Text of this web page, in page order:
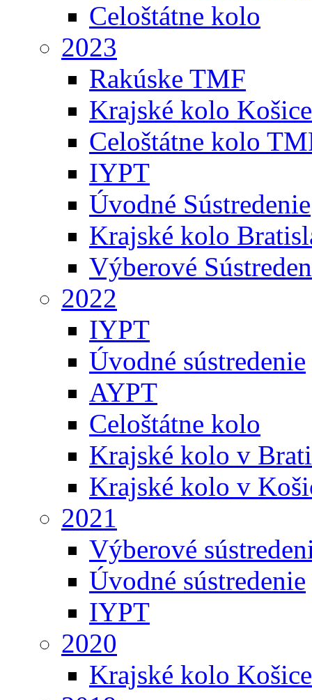
Celoštátne kolo
2023
Rakúske TMF
Krajské kolo Košice
Celoštátne kolo
IYPT
Úvodné Sústredenie
Krajské kolo
Výberové
2022
IYPT
Úvodné sústredenie
AYPT
Celoštátne kolo
Krajské kolo v
Krajské kolo v
2021
Výberové
Úvodné sústredenie
IYPT
2020
Krajské kolo Košice